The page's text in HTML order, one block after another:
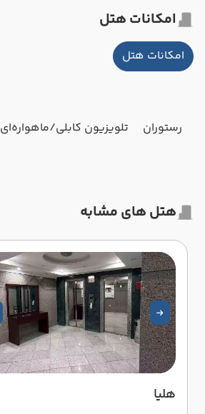
امکانات هتل
امکانات هتل
رستوران تلویزیون کابلی/ماهواره‌ای
هتل های مشابه
هلیا